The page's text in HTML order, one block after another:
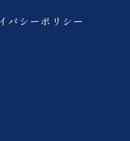
バシーポリシー